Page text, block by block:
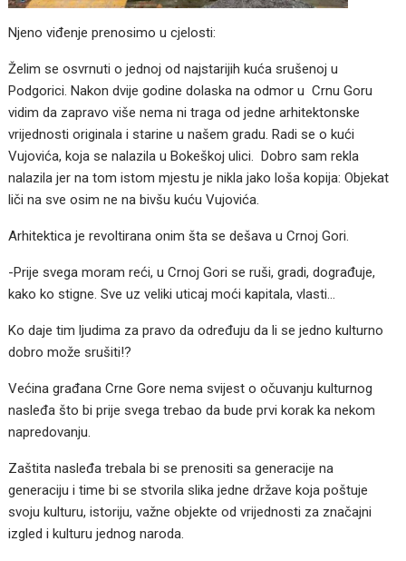
Njeno viđenje prenosimo u cjelosti:
Želim se osvrnuti o jednoj od najstarijih kuća srušenoj u
Podgorici. Nakon dvije godine dolaska na odmor u Crnu Goru
vidim da zapravo više nema ni traga od jedne arhitektonske
vrijednosti originala i starine u našem gradu. Radi se o kući
Vujovića, koja se nalazila u Bokeškoj ulici. Dobro sam rekla
nalazila jer na tom istom mjestu je nikla jako loša kopija: Objekat
liči na sve osim ne na bivšu kuću Vujovića.
Arhitektica je revoltirana onim šta se dešava u Crnoj Gori.
-Prije svega moram reći, u Crnoj Gori se ruši, gradi, dograđuje,
kako ko stigne. Sve uz veliki uticaj moći kapitala, vlasti…
Ko daje tim ljudima za pravo da određuju da li se jedno kulturno
dobro može srušiti!?
Većina građana Crne Gore nema svijest o očuvanju kulturnog
nasleđa što bi prije svega trebao da bude prvi korak ka nekom
napredovanju.
Zaštita nasleđa trebala bi se prenositi sa generacije na
generaciju i time bi se stvorila slika jedne države koja poštuje
svoju kulturu, istoriju, važne objekte od vrijednosti za značajni
izgled i kulturu jednog naroda.